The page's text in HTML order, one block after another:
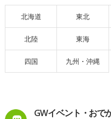
北海道 東北
北陸 東海
四国 九州・沖縄
GWイベント・おで